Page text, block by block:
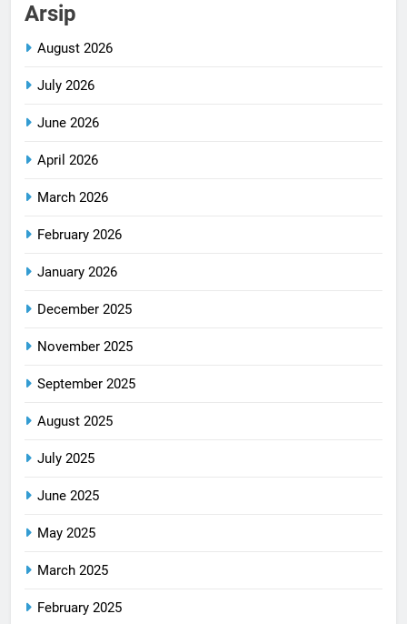
Arsip
August 2026
July 2026
June 2026
April 2026
March 2026
February 2026
January 2026
December 2025
November 2025
September 2025
August 2025
July 2025
June 2025
May 2025
March 2025
February 2025